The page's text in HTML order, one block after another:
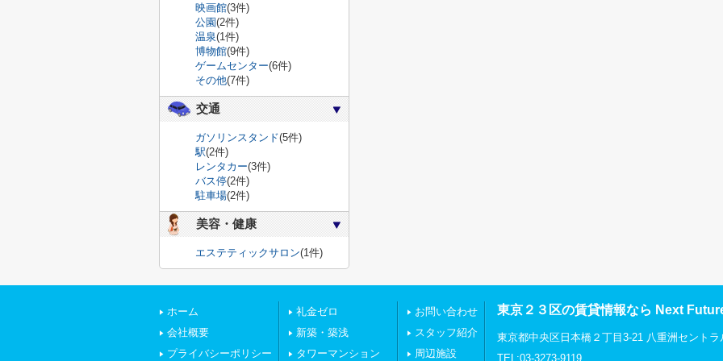
映画館(3件)
公園(2件)
温泉(1件)
博物館(9件)
ゲームセンター(6件)
その他(7件)
交通
ガソリンスタンド(5件)
駅(2件)
レンタカー(3件)
バス停(2件)
駐車場(2件)
美容・健康
エステティックサロン(1件)
ホーム
会社概要
プライバシーポリシー
礼金ゼロ
新築・築浅
タワーマンション
お問い合わせ
スタッフ紹介
周辺施設
東京２３区の賃貸情報なら Next
東京都中央区日本橋２丁目3-21 八重洲セントラ
TEL:03-3273-9119